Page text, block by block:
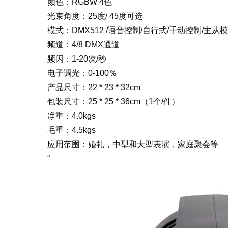
颜色：RGBW 4色
光束角度：25度/ 45度可选
模式：DMX512 /语音控制/自行式/手动控制/主从
频道：4/8 DMX通道
频闪：1-20次/秒
电子调光：0-100％
产品尺寸：22 * 23 * 32cm
包装尺寸：25 * 25 * 36cm（1个/件）
净重：4.0kgs
毛重：4.5kgs
应用范围：婚礼，中型和大型表演，家庭聚会等
“